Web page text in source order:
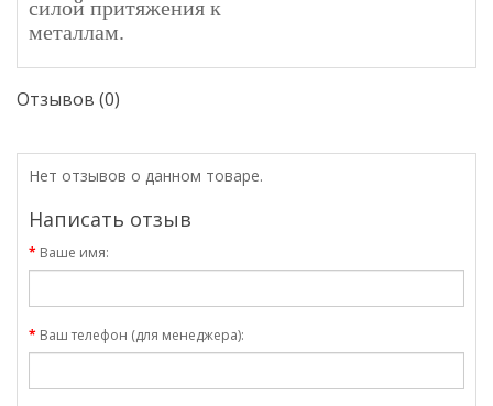
силой притяжения к
металлам.
Отзывов (0)
Нет отзывов о данном товаре.
Написать отзыв
Ваше имя:
Ваш телефон (для менеджера):